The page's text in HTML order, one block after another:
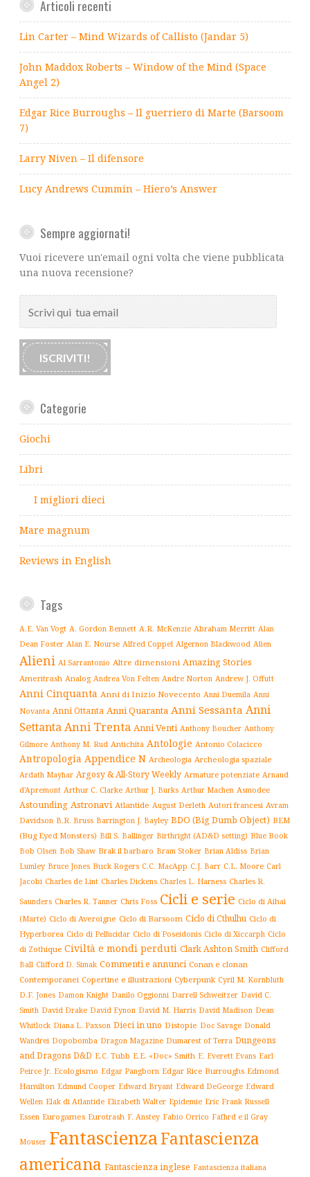
Articoli recenti
Lin Carter – Mind Wizards of Callisto (Jandar 5)
John Maddox Roberts – Window of the Mind (Space
Angel 2)
Edgar Rice Burroughs – Il guerriero di Marte (Barsoom
7)
Larry Niven – Il difensore
Lucy Andrews Cummin – Hiero’s Answer
Sempre aggiornati!
Vuoi ricevere un'email ogni volta che viene pubblicata
una nuova recensione?
qui
tua
email
ISCRIVITI!
Categorie
Giochi
Libri
I migliori dieci
Mare magnum
Reviews in English
Tags
A.E. Van Vogt A. Gordon Bennett A.R. McKenzie Abraham Merritt Alan
Dean Foster Alan E. Nourse Alfred Coppel Algernon Blackwood Alien
Alieni Al Sarrantonio Altre dimensioni Amazing Stories
Ameritrash Analog Andrea Von Felten Andre Norton Andrew J. Offutt
Anni Cinquanta Anni di Inizio Novecento Anni Duemila Anni
Novanta Anni Ottanta Anni Quaranta Anni Sessanta Anni
SettantaAnni Trenta Anni Venti Anthony Boucher Anthony
Gilmore Anthony M. Rud Antichità Antologie Antonio Colacicco
Antropologia Appendice N Archeologia Archeologia spaziale
Ardath Mayhar Argosy & All-Story Weekly Armature potenziate Arnaud
d'Apremont Arthur C. Clarke Arthur J. Burks Arthur Machen Asmodee
Astounding Astronavi Atlantide August Derleth Autori francesi Avram
Davidson B.R. Bruss Barrington J. Bayley BDO (Big Dumb Object) BEM
(Bug Eyed Monsters) Bill S. Ballinger Birthright (AD&D setting) Blue Book
Bob Olsen Bob Shaw Brak il barbaro Bram Stoker Brian Aldiss Brian
Lumley Bruce Jones Buck Rogers C.C. MacApp C.J. Barr C.L. Moore Carl
Jacobi Charles de Lint Charles Dickens Charles L. Harness Charles R.
Saunders Charles R. Tanner Chris Foss Cicli e serie Ciclo di Aihai
(Marte) Ciclo di Averoigne Ciclo di Barsoom Ciclo di Cthulhu Ciclo di
Hyperborea Ciclo di Pellucidar Ciclo di Poseidonis Ciclo di Xiccarph Ciclo
di Zothique Civiltà e mondi perduti Clark Ashton Smith Clifford
Ball Clifford D. Simak Commenti e annunci Conan e clonan
Contemporanei Copertine e illustrazioni Cyberpunk Cyril M. Kornbluth
D.F. Jones Damon Knight Danilo Oggionni Darrell Schweitzer David C.
Smith David Drake David Eynon David M. Harris David Madison Dean
Whitlock Diana L. Paxson Dieci in uno Distopie Doc Savage Donald
Wandrei Dopobomba Dragon Magazine Dumarest of Terra Dungeons
and Dragons D&D E.C. Tubb E.E. «Doc» Smith E. Everett Evans Earl
Peirce Jr. Ecologismo Edgar Pangborn Edgar Rice Burroughs Edmond
Hamilton Edmund Cooper Edward Bryant Edward DeGeorge Edward
Wellen Elak di Atlantide Elizabeth Walter Epidemie Eric Frank Russell
Essen Eurogames Eurotrash F. Anstey Fabio Orrico Fafhrd e il Gray
Mouser FantascienzaFantascienza
americana Fantascienza inglese Fantascienza italiana